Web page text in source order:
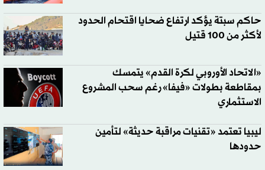
حاكم سبتة يؤكد ارتفاع ضحايا اقتحام الحدود
لأكثر من 100 قتيل
«الاتحاد الأوروبي لكرة القدم» يتمسك
بمقاطعة بطولات «فيفا» رغم سحب المشروع
الاستثماري
ليبيا تعتمد «تقنيات مراقبة حديثة» لتأمين
حدودها